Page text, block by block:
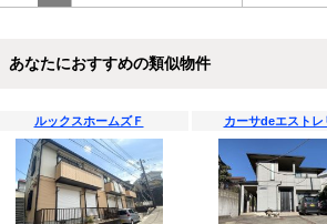
あなたにおすすめの類似物件
ルックスホームズＦ カーサdeエストレ